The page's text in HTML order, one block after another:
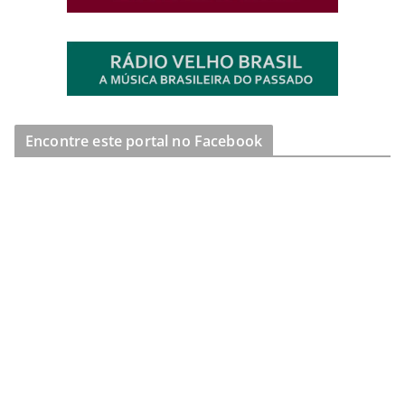
Encontre este portal no Facebook